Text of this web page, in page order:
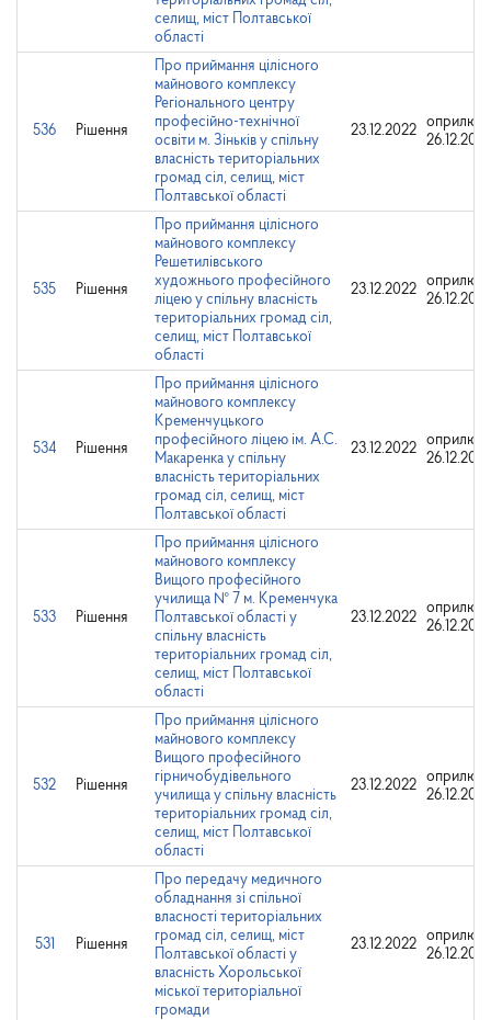
селищ, міст Полтавської
області
536 Рішення
Про приймання цілісного
майнового комплексу
Регіонального центру
професійно-технічної
освіти м. Зіньків у спільну
власність територіальних
громад сіл, селищ, міст
Полтавської області
23.12.2022
26.12.2022
535 Рішення
Про приймання цілісного
майнового комплексу
Решетилівського
художнього професійного
ліцею у спільну власність
територіальних громад сіл,
селищ, міст Полтавської
області
23.12.2022
26.12.2022
534 Рішення
Про приймання цілісного
майнового комплексу
Кременчуцького
професійного ліцею ім. А.С.
Макаренка у спільну
власність територіальних
громад сіл, селищ, міст
Полтавської області
23.12.2022
26.12.2022
533 Рішення
Про приймання цілісного
майнового комплексу
Вищого професійного
училища № 7 м. Кременчука
Полтавської області у
спільну власність
територіальних громад сіл,
селищ, міст Полтавської
області
23.12.2022
26.12.2022
532 Рішення
Про приймання цілісного
майнового комплексу
Вищого професійного
гірничобудівельного
училища у спільну власність
територіальних громад сіл,
селищ, міст Полтавської
області
23.12.2022
26.12.2022
531 Рішення
Про передачу медичного
обладнання зі спільної
власності територіальних
громад сіл, селищ, міст
Полтавської області у
власність Хорольської
міської територіальної
громади
23.12.2022
26.12.2022